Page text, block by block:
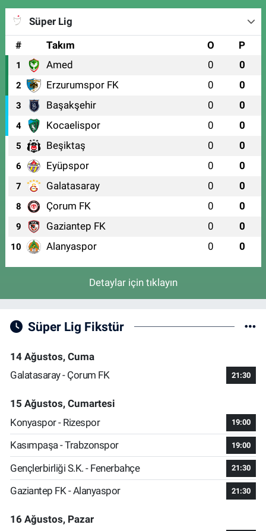
Süper Lig
#
Takım O P
1 Amed 0 0
2 Erzurumspor FK 0 0
3 Başakşehir 0 0
4 Kocaelispor 0 0
5 Beşiktaş 0 0
6 Eyüpspor 0 0
7 Galatasaray 0 0
8 Çorum FK 0 0
9 Gaziantep FK 0 0
10 Alanyaspor 0 0
Detaylar için tıklayın
Süper Lig Fikstür
14 Ağustos, Cuma
Galatasaray - Çorum FK
21:30
15 Ağustos, Cumartesi
Konyaspor - Rizespor
19:00
Kasımpaşa - Trabzonspor 19:00
Gençlerbirliği S.K. - Fenerbahçe 21:30
Gaziantep FK - Alanyaspor 21:30
16 Ağustos, Pazar